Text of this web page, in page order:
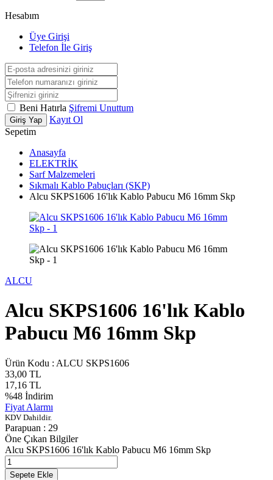
Hesabım
Üye Girişi
Telefon İle Giriş
Beni Hatırla Şifremi Unuttum
Giriş Yap
Kayıt Ol
Sepetim
Anasayfa
ELEKTRİK
Sarf Malzemeleri
Sıkmalı Kablo Pabuçları (SKP)
Alcu SKPS1606 16'lık Kablo Pabucu M6 16mm Skp
ALCU
Alcu SKPS1606 16'lık Kablo
Pabucu M6 16mm Skp
Ürün Kodu : ALCU SKPS1606
33,00 TL
17,16 TL
%48 İndirim
Fiyat Alarmı
KDV Dahildir.
Parapuan : 29
Öne Çıkan Bilgiler
Alcu SKPS1606 16'lık Kablo Pabucu M6 16mm Skp
Sepete Ekle